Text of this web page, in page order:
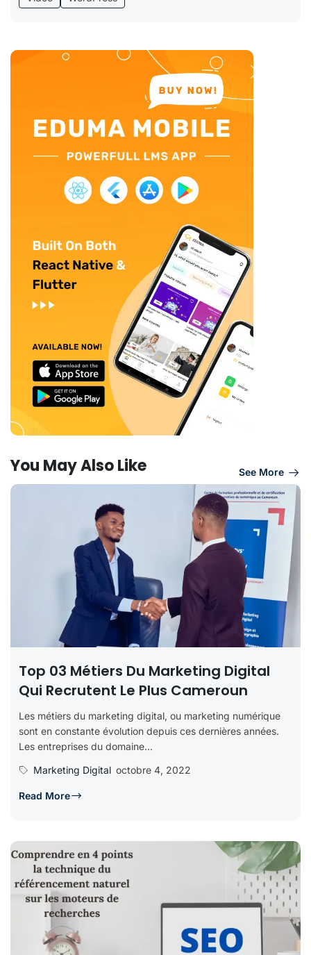
You May Also Like See More
Top 03 Métiers Du Marketing Digital
Qui Recrutent Le Plus Cameroun
Les métiers du marketing digital, ou marketing numérique
sont en constante évolution depuis ces dernières années.
Les entreprises du domaine...
Marketing Digital octobre 4, 2022
Read More